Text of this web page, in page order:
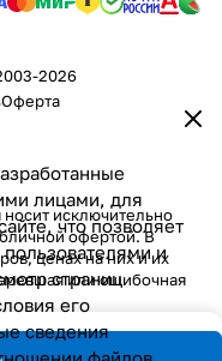
лицами, для
что позволяет
и
страниц
его
сведения
2026
Оферта
исключительно
офертой. В
ценах на них и их
или ошибочная